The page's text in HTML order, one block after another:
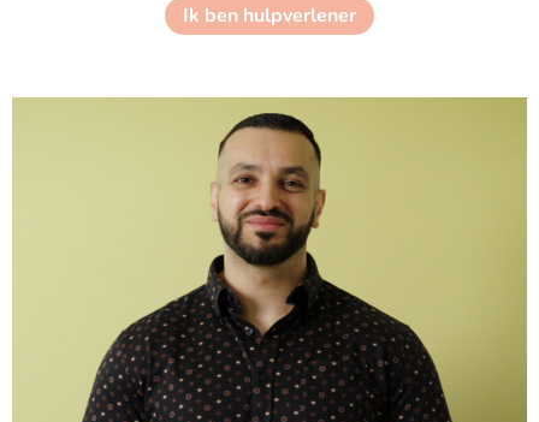
Ik ben hulpverlener
Grigor Sargsjan